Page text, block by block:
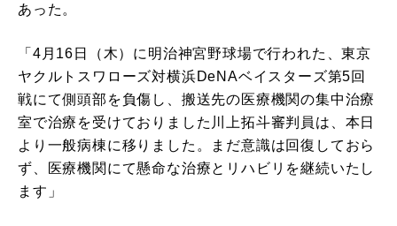
あった。
「4月16日（木）に明治神宮野球場で行われた、東京
ヤクルトスワローズ対横浜DeNAベイスターズ第5回
戦にて側頭部を負傷し、搬送先の医療機関の集中治療
室で治療を受けておりました川上拓斗審判員は、本日
より一般病棟に移りました。まだ意識は回復しておら
ず、医療機関にて懸命な治療とリハビリを継続いたし
ます」